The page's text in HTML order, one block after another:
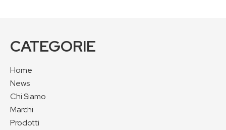
CATEGORIE
Home
News
Chi Siamo
Marchi
Prodotti